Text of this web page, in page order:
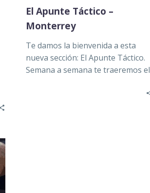
El Apunte Táctico –
Monterrey
Te damos la bienvenida a esta
nueva sección: El Apunte Táctico.
Semana a semana te traeremos el